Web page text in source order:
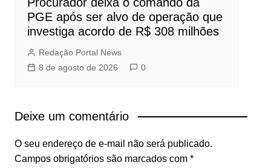
PGE após ser alvo de operação que
investiga acordo de R$ 308 milhões
Redação Portal News
8 de agosto de 2026
0
Deixe um comentário
O seu endereço de e-mail não será publicado.
Campos obrigatórios são marcados com *